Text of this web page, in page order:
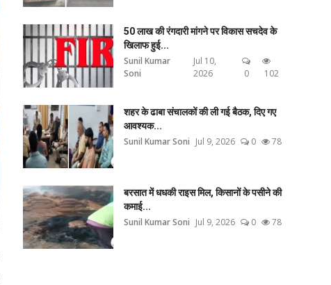
50 लाख की रंगदारी मांगने पर विकास सचदेव के
खिलाफ हुई...
Sunil Kumar
Soni
Jul 10,
2026
0 102
शहर के ढाबा संचालकों की ली गई बैठक, दिए गए
आवश्यक...
Sunil Kumar Soni Jul 9, 2026 0 78
बरसात में धधकी राइस मिल, किसानों के पसीने की
कमाई...
Sunil Kumar Soni Jul 9, 2026 0 78